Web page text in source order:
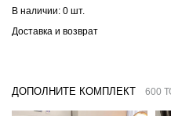
В наличии: 0 шт.
Доставка и возврат
ДОПОЛНИТЕ КОМПЛЕКТ 600